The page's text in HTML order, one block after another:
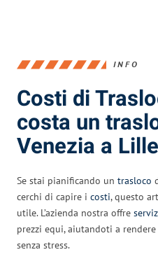
INFO
Costi di
costa un
Venezia a
Se stai pianificando un trasloco
cerchi di capire i costi, questo
utile. L’azienda nostra offre
prezzi equi, aiutandoti a
senza stress.